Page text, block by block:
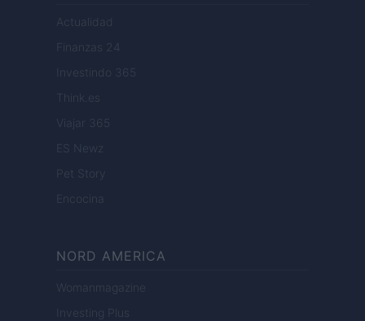
Actualidad
Finanzas 24
Investindo 365
Think.es
Viajar 365
ES Newz
Pet Story
Encocina
NORD AMERICA
Womanmagazine
Investing Plus